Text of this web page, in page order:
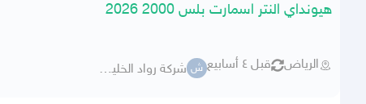
هيونداي النتر اسمارت بلس 2000 2026
الرياض قبل ٤ أسابيع ش شركة رواد الخليج للسيارات